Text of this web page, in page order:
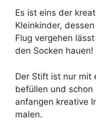
Es ist eins der
Kleinkinder,
Flug vergehen
den Socken hauen!
Der Stift ist nur mit
befüllen und schon
anfangen kreative
malen.